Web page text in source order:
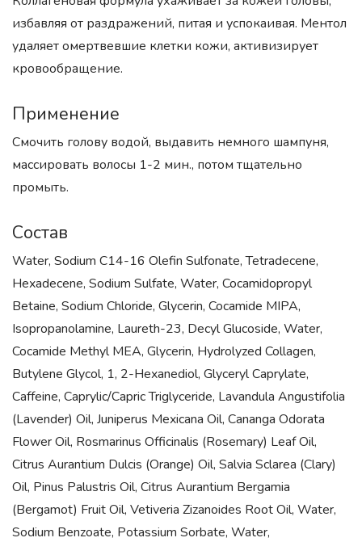
избавляя от раздражений, питая и успокаивая. Ментол
удаляет омертвевшие клетки кожи, активизирует
кровообращение.
Применение
Смочить голову водой, выдавить немного шампуня,
массировать волосы 1-2 мин., потом тщательно
промыть.
Состав
Water, Sodium C14-16 Olefin Sulfonate, Tetradecene,
Hexadecene, Sodium Sulfate, Water, Cocamidopropyl
Betaine, Sodium Chloride, Glycerin, Cocamide MIPA,
Isopropanolamine, Laureth-23, Decyl Glucoside, Water,
Cocamide Methyl MEA, Glycerin, Hydrolyzed Collagen,
Butylene Glycol, 1, 2-Hexanediol, Glyceryl Caprylate,
Caffeine, Caprylic/Capric Triglyceride, Lavandula Angustifolia
(Lavender) Oil, Juniperus Mexicana Oil, Cananga Odorata
Flower Oil, Rosmarinus Officinalis (Rosemary) Leaf Oil,
Citrus Aurantium Dulcis (Orange) Oil, Salvia Sclarea (Clary)
Oil, Pinus Palustris Oil, Citrus Aurantium Bergamia
(Bergamot) Fruit Oil, Vetiveria Zizanoides Root Oil, Water,
Sodium Benzoate, Potassium Sorbate, Water,